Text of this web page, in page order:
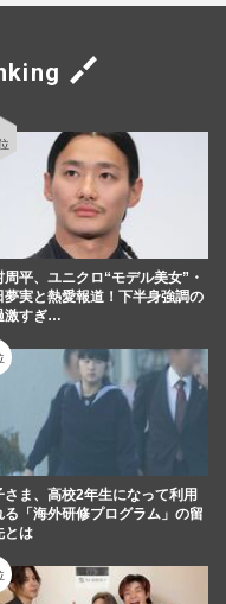
グショー』で「ユダヤ
川徹氏、過去には「電
もテレ…
2026/4/20
しくないコメンテータ
倫・炎上議員、弁護士
言”だ…
2026/2/24
今秋終了へ！ 宮根誠
た「真相」
2026/2/10
周平、ユニクロ“モデル美女”・
夢実と熱愛報道！下半身強調の
激すぎ…
さま、高校2年生になって利用
る「海外研修プログラム」の留
とは